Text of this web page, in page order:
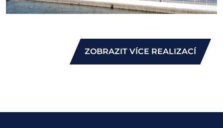
ZOBRAZIT VÍCE REALIZACÍ